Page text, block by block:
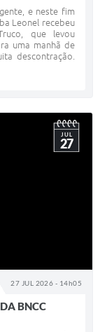
e neste fim
Leonel recebeu
que levou
uma manhã de
descontração.
27 JUL 2026 - 14h05
JUL
27
BNCC